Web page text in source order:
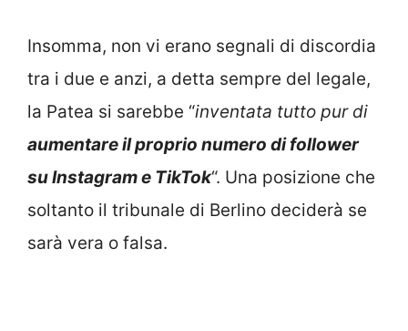
Insomma, non vi erano segnali di discordia
tra i due e anzi, a detta sempre del legale,
la Patea si sarebbe “inventata tutto pur di
aumentare il proprio numero di follower
su Instagram e TikTok“. Una posizione che
soltanto il tribunale di Berlino deciderà se
sarà vera o falsa.